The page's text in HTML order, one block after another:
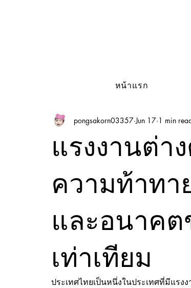
หน้าแรก
แรงงานต่า
ความท้าทา
และอนาค
เท่าเทียม
pongsakorn03357 Jun 17 1 min
ประเทศไทยเป็นหนึ่งในประเทศที่มีแรง